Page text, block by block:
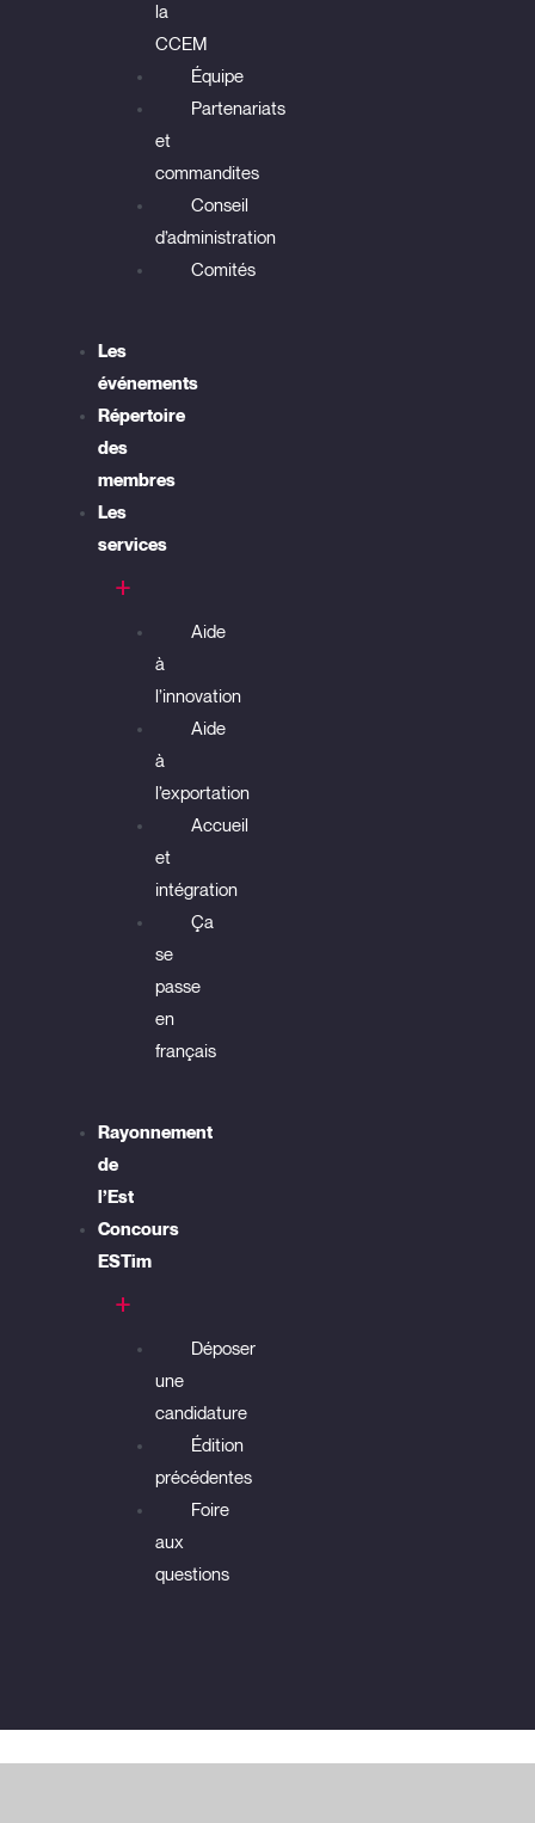
la
CCEM
Équipe
Partenariats
et
commandites
Conseil
d’administration
Comités
Les
événements
Répertoire
des
membres
Les
services
Aide
à
l’innovation
Aide
à
l’exportation
Accueil
et
intégration
Ça
se
passe
en
français
Rayonnement
de
l’Est
Concours
ESTim
Déposer
une
candidature
Édition
précédentes
Foire
aux
questions